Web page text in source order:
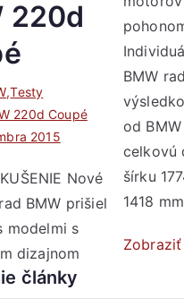
220d
,Testy
220d Coupé
2015
Nové
BMW prišiel
modelmi s
dizajnom
BMW
od
celkovú
mm, výšku
1418
články